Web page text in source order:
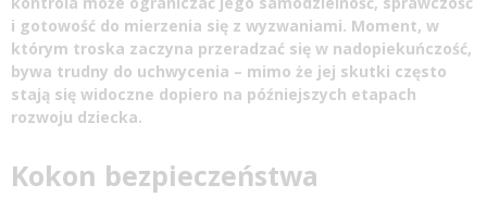
i gotowość do mierzenia się z wyzwaniami. Moment, w
którym troska zaczyna przeradzać się w nadopiekuńczość,
bywa trudny do uchwycenia – mimo że jej skutki często
stają się widoczne dopiero na późniejszych etapach
rozwoju dziecka.
Kokon bezpieczeństwa